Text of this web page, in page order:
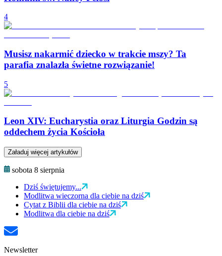
4
Musisz nakarmić dziecko w trakcie mszy? Ta
parafia znalazła świetne rozwiązanie!
5
Leon XIV: Eucharystia oraz Liturgia Godzin są
oddechem życia Kościoła
Załaduj więcej artykułów
sobota 8 sierpnia
Dziś świętujemy...
Modlitwa wieczorna dla ciebie na dziś
Cytat z Biblii dla ciebie na dziś
Modlitwa dla ciebie na dziś
Newsletter